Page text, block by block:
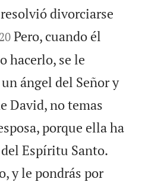
divorciarse


20 Pero, cuando él
hacerlo, se le
ángel del Señor y
David, no temas
porque ella ha
Espíritu Santo.
y le pondrás por